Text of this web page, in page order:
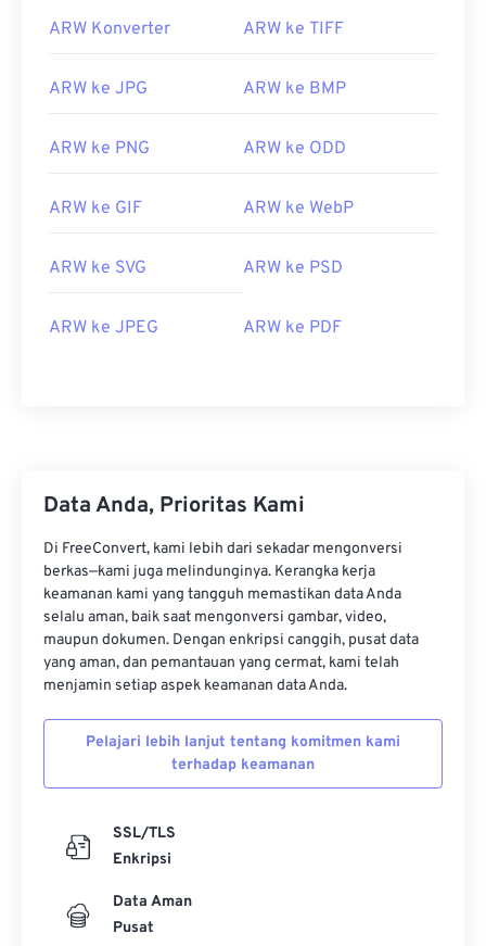
ARW Konverter ARW ke TIFF
ARW ke JPG ARW ke BMP
ARW ke PNG ARW ke ODD
ARW ke GIF ARW ke WebP
ARW ke SVG ARW ke PSD
ARW ke JPEG ARW ke PDF
Data Anda, Prioritas Kami
Di FreeConvert, kami lebih dari sekadar mengonversi
berkas—kami juga melindunginya. Kerangka kerja
keamanan kami yang tangguh memastikan data Anda
selalu aman, baik saat mengonversi gambar, video,
maupun dokumen. Dengan enkripsi canggih, pusat data
yang aman, dan pemantauan yang cermat, kami telah
menjamin setiap aspek keamanan data Anda.
Pelajari lebih lanjut tentang komitmen kami
terhadap keamanan
SSL/TLS
Enkripsi
Data Aman
Pusat